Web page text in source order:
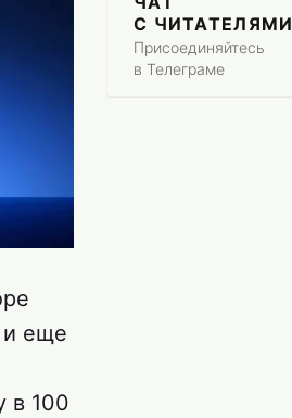
и еще
в 100
С ЧИТАТЕЛЯМИ
Присоединяйтесь
в Телеграме